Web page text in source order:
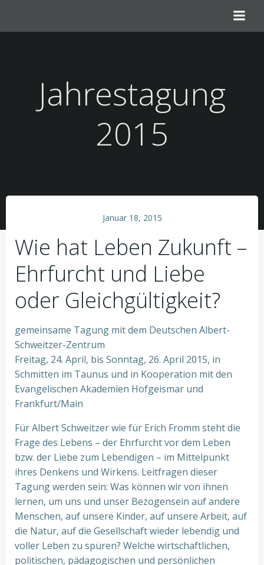
springen
Jahrestagung
2015
Januar 18, 2015
Wie hat Leben Zukunft –
Ehrfurcht und Liebe
oder Gleichgültigkeit?
gemeinsame Tagung mit dem Deutschen Albert-
Schweitzer-Zentrum
Freitag, 24. April, bis Sonntag, 26. April 2015, in
Schmitten im Taunus und in Kooperation mit den
Evangelischen Akademien Hofgeismar und
Frankfurt/Main
Für Albert Schweitzer wie für Erich Fromm steht die
Frage des Lebens – der Ehrfurcht vor dem Leben
bzw. der Liebe zum Lebendigen – im Mittelpunkt
ihres Denkens und Wirkens. Leitfragen dieser
Tagung werden sein: Was können wir von ihnen
lernen, um uns und unser Bezogensein auf andere
Menschen, auf unsere Kinder, auf unsere Arbeit, auf
die Natur, auf die Gesellschaft wieder lebendig und
voller Leben zu spüren? Welche wirtschaftlichen,
politischen, pädagogischen und persönlichen